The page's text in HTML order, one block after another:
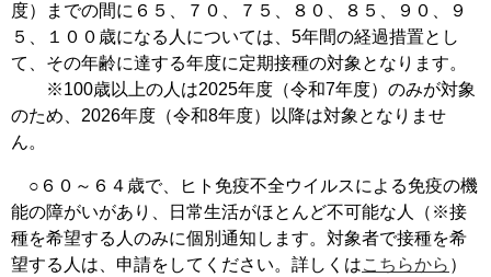
度）までの間に６５、７０、７５、８０、８５、９０、９
５、１００歳になる人については、5年間の経過措置とし
て、その年齢に達する年度に定期接種の対象となります。
※100歳以上の人は2025年度（令和7年度）のみが対象
のため、2026年度（令和8年度）以降は対象となりませ
ん。
○６０～６４歳で、ヒト免疫不全ウイルスによる免疫の機
能の障がいがあり、日常生活がほとんど不可能な人（※接
種を希望する人のみに個別通知します。対象者で接種を希
望する人は、申請をしてください。詳しくはこちらから ）